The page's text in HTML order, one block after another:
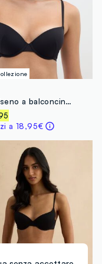
Reggiseno a balconcino in tessuto elasticizzato nero
a 18,95€